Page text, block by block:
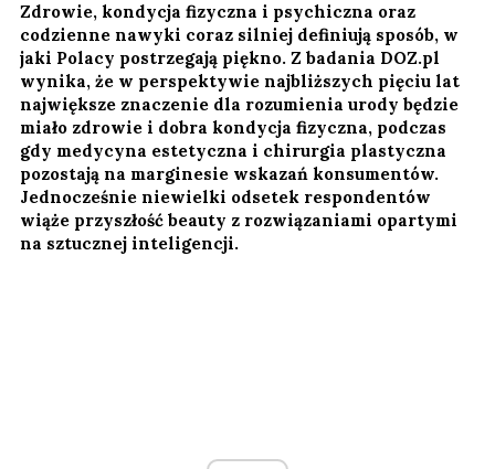
Zdrowie, kondycja fizyczna i psychiczna oraz
codzienne nawyki coraz silniej definiują sposób, w
jaki Polacy postrzegają piękno. Z badania DOZ.pl
wynika, że w perspektywie najbliższych pięciu lat
największe znaczenie dla rozumienia urody będzie
miało zdrowie i dobra kondycja fizyczna, podczas
gdy medycyna estetyczna i chirurgia plastyczna
pozostają na marginesie wskazań konsumentów.
Jednocześnie niewielki odsetek respondentów
wiąże przyszłość beauty z rozwiązaniami opartymi
na sztucznej inteligencji.